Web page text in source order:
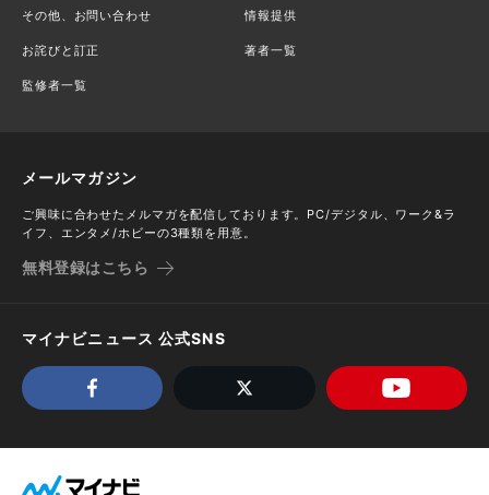
その他、お問い合わせ 情報提供
お詫びと訂正 著者一覧
監修者一覧
メールマガジン
ご興味に合わせたメルマガを配信しております。PC/デジタル、ワーク&ラ
イフ、エンタメ/ホビーの3種類を用意。
無料登録はこちら
マイナビニュース 公式SNS